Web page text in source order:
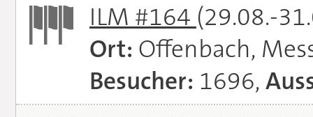
ILM #164 (29.08.-
Ort: Offenbach,
Besucher: 1696,